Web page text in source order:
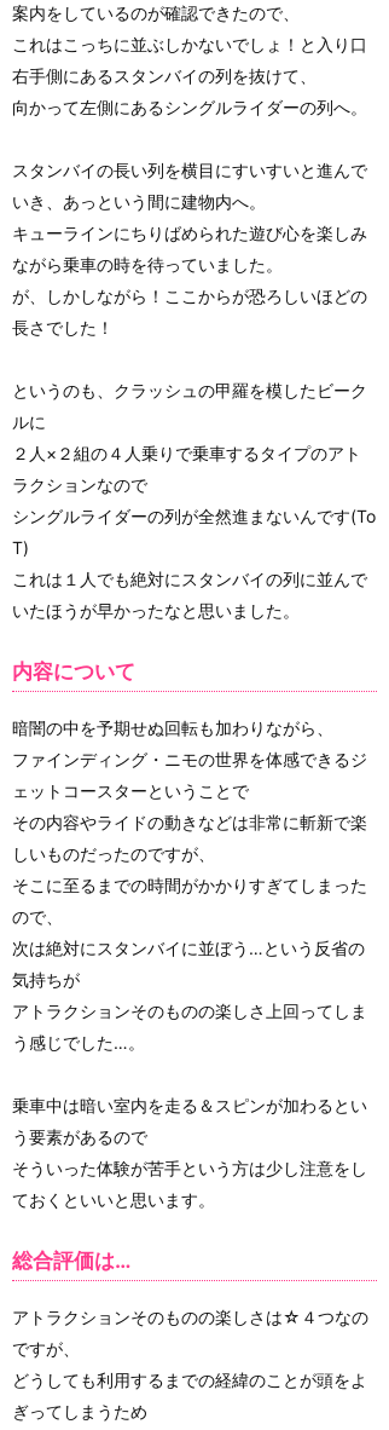
案内をしているのが確認できたので、
これはこっちに並ぶしかないでしょ！と入り口
右手側にあるスタンバイの列を抜けて、
向かって左側にあるシングルライダーの列へ。
スタンバイの長い列を横目にすいすいと進んで
いき、あっという間に建物内へ。
キューラインにちりばめられた遊び心を楽しみ
ながら乗車の時を待っていました。
が、しかしながら！ここからが恐ろしいほどの
長さでした！
というのも、クラッシュの甲羅を模したビーク
ルに
２人×２組の４人乗りで乗車するタイプのアト
ラクションなので
シングルライダーの列が全然進まないんです(To
T)
これは１人でも絶対にスタンバイの列に並んで
いたほうが早かったなと思いました。
内容について
暗闇の中を予期せぬ回転も加わりながら、
ファインディング・ニモの世界を体感できるジ
ェットコースターということで
その内容やライドの動きなどは非常に斬新で楽
しいものだったのですが、
そこに至るまでの時間がかかりすぎてしまった
ので、
次は絶対にスタンバイに並ぼう…という反省の
気持ちが
アトラクションそのものの楽しさ上回ってしま
う感じでした…。
乗車中は暗い室内を走る＆スピンが加わるとい
う要素があるので
そういった体験が苦手という方は少し注意をし
ておくといいと思います。
総合評価は…
アトラクションそのものの楽しさは☆４つなの
ですが、
どうしても利用するまでの経緯のことが頭をよ
ぎってしまうため